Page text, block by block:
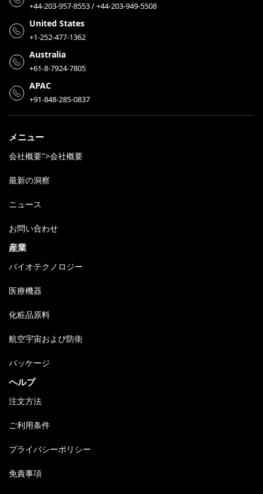
+44-203-957-8553 / +44-203-949-5508
United States
+1-252-477-1362
Australia
+61-8-7924-7805
APAC
+91-848-285-0837
メニュー
会社概要">会社概要
最新の洞察
ニュース
お問い合わせ
産業
バイオテクノロジー
医療機器
化粧品原料
航空宇宙および防衛
パッケージ
ヘルプ
注文方法
ご利用条件
プライバシーポリシー
免責事項